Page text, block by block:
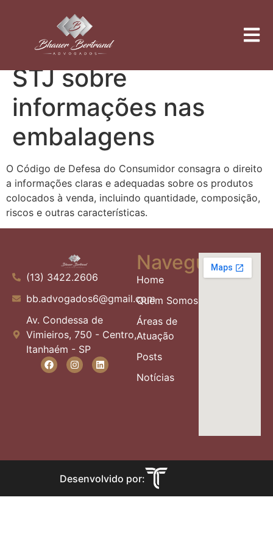
Tá no rótulo? A
jurisprudência do
STJ sobre
informações nas
embalagens
O Código de Defesa do Consumidor consagra o direito
a informações claras e adequadas sobre os produtos
colocados à venda, incluindo quantidade, composição,
riscos e outras características.
(13) 3422.2606
bb.advogados6@gmail.com
Av. Condessa de
Vimieiros, 750 - Centro,
Itanhaém - SP
Navegue
Home
Quem Somos
Áreas de
Atuação
Posts
Notícias
Desenvolvido por: